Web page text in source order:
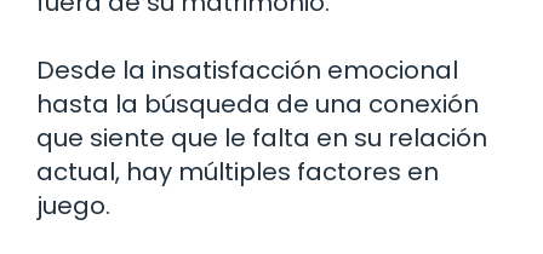
Desde la insatisfacción emocional
hasta la búsqueda de una conexión
que siente que le falta en su relación
actual, hay múltiples factores en
juego.